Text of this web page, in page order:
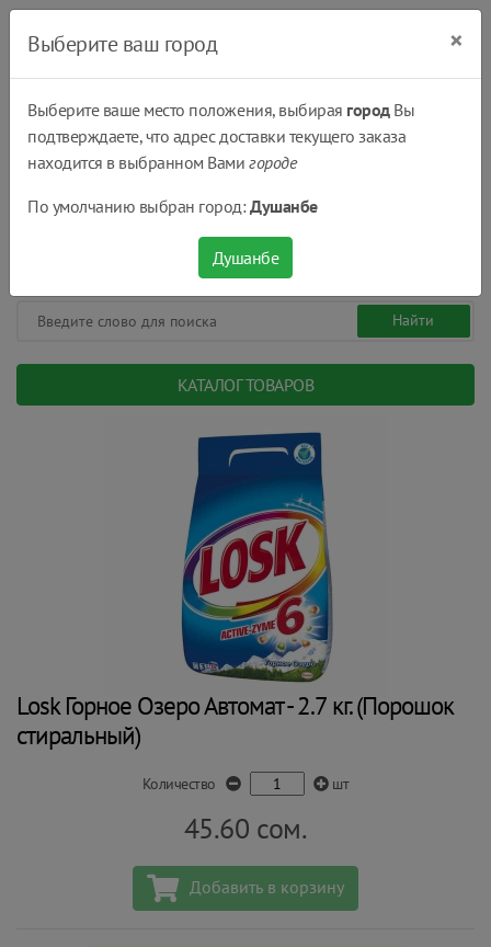
КАТАЛОГ ТОВАРОВ
Losk Горное Озеро Автомат - 2.7 кг. (Порошок
стиральный)
Количество шт
45.60 сом.
Добавить в корзину
Выберите ваш город ×
Выберите ваше место положения, выбирая городВы
подтверждаете, что адрес доставки текущего заказа
находится в выбранном Вамигороде
По умолчанию выбран город:Душанбе
Душанбе